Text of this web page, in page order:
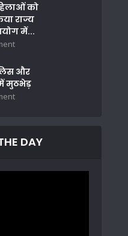
को
राज्य
में...
और
मुठभेड़
DAY